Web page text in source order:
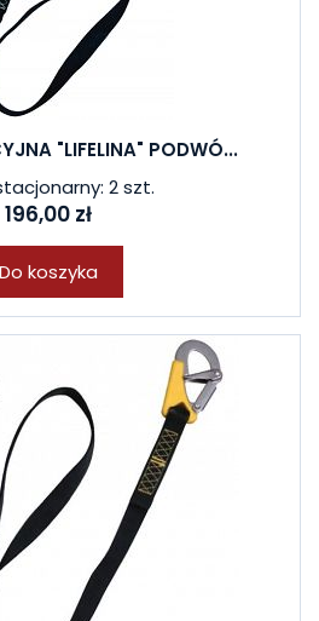
"LIFELINA" PODWÓ...
2 szt.
196,00 zł
Do koszyka